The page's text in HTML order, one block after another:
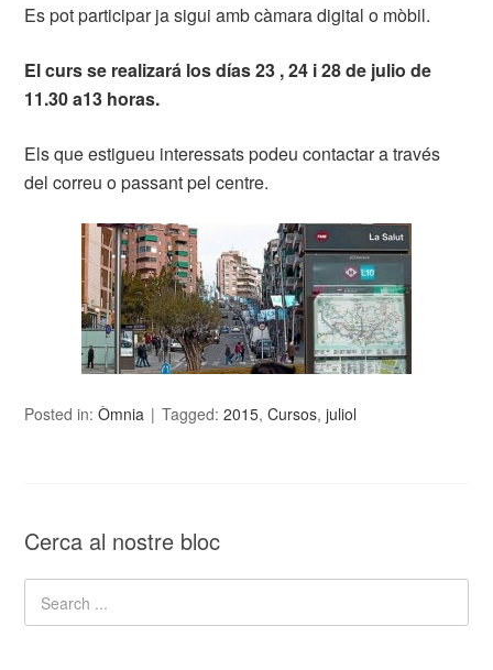
Es pot participar ja sigui amb càmara digital o mòbil.
El curs se realizará los días 23 , 24 i 28 de julio de
11.30 a13 horas.
Els que estigueu interessats podeu contactar a través
del correu o passant pel centre.
Posted in:Òmnia Tagged:2015,Cursos,juliol
Cerca al nostre bloc